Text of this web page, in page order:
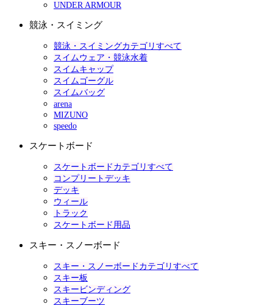
UNDER ARMOUR
競泳・スイミング
競泳・スイミングカテゴリすべて
スイムウェア・競泳水着
スイムキャップ
スイムゴーグル
スイムバッグ
arena
MIZUNO
speedo
スケートボード
スケートボードカテゴリすべて
コンプリートデッキ
デッキ
ウィール
トラック
スケートボード用品
スキー・スノーボード
スキー・スノーボードカテゴリすべて
スキー板
スキービンディング
スキーブーツ